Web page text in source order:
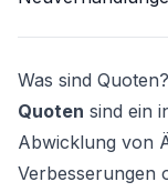
Was sind Quoten?
Quoten sind ein
Abwicklung von
Verbesserungen